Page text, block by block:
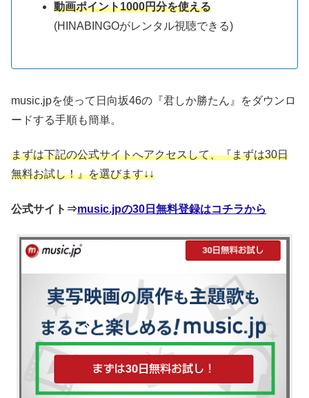
動画ポイント1000円分を使える
(HINABINGOがレンタル視聴できる)
music.jpを使って日向坂46の『君しか勝たん』をダウンロ
ードする手順も簡単。
まずは下記の公式サイトへアクセスして、『まずは30日
無料お試し！』を選びます↓↓
公式サイト⇒music.jpの30日無料登録はコチラから